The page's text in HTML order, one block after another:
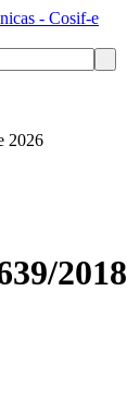
2026
2018